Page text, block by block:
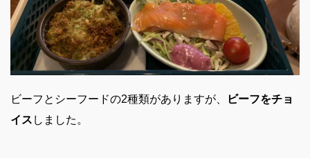
ビーフとシーフードの2種類がありますが、
ビーフをチョ
イス しました。